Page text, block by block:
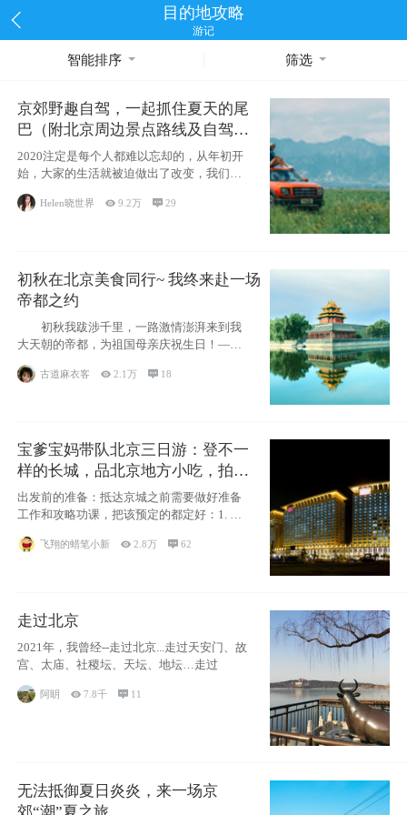
目的地攻略
游记
智能排序 筛选
京郊野趣自驾，一起抓住夏天的尾
巴（附北京周边景点路线及自驾攻
略）
2020注定是每个人都难以忘却的，从年初开
始，大家的生活就被迫做出了改变，我们也
不例外。本来双双辞职是为
Helen晓世界 9.2万 29
初秋在北京美食同行~ 我终来赴一场
帝都之约
初秋我跋涉千里，一路激情澎湃来到我
大天朝的帝都，为祖国母亲庆祝生日！——
古道麻衣客 2.1万  18
宝爹宝妈带队北京三日游：登不一
样的长城，品北京地方小吃，拍盘
古七星夜景！
出发前的准备：抵达京城之前需要做好准备
工作和攻略功课，把该预定的都定好：1. 酒
飞翔的蜡笔小新 2.8万 62
走过北京
2021年，我曾经--走过北京...走过天安门、故
宫、太庙、社稷坛、天坛、地坛…走过
阿眀 7.8千  11
无法抵御夏日炎炎，来一场京